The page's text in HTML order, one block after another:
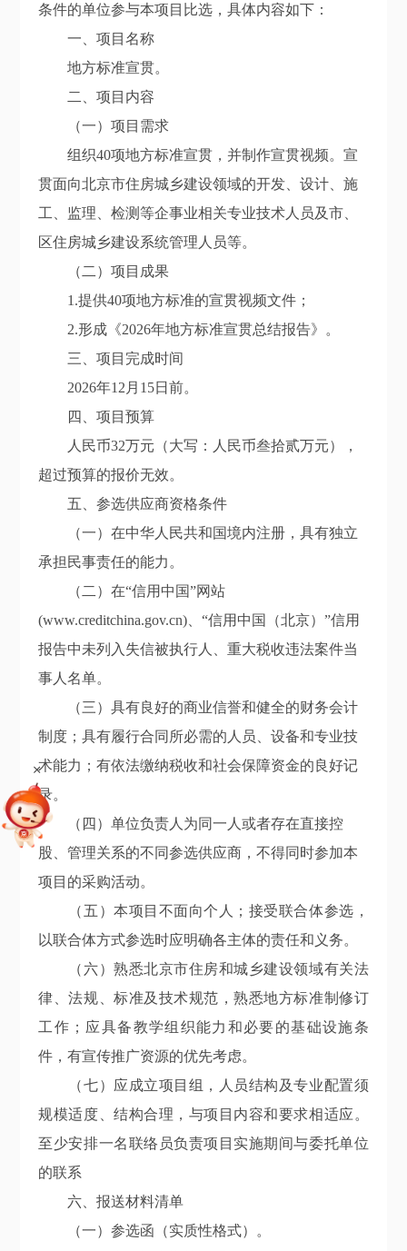
条件的单位参与本项目比选，具体内容如下：
一、项目名称
地方标准宣贯。
二、项目内容
（一）项目需求
组织40项地方标准宣贯，并制作宣贯视频。宣
贯面向北京市住房城乡建设领域的开发、设计、施
工、监理、检测等企事业相关专业技术人员及市、
区住房城乡建设系统管理人员等。
（二）项目成果
1.提供40项地方标准的宣贯视频文件；
2.形成《2026年地方标准宣贯总结报告》。
三、项目完成时间
2026年12月15日前。
四、项目预算
人民币32万元（大写：人民币叁拾贰万元），
超过预算的报价无效。
五、参选供应商资格条件
（一）在中华人民共和国境内注册，具有独立
承担民事责任的能力。
（二）在“信用中国”网站
(www.creditchina.gov.cn)、“信用中国（北京）”信用
报告中未列入失信被执行人、重大税收违法案件当
事人名单。
（三）具有良好的商业信誉和健全的财务会计
制度；具有履行合同所必需的人员、设备和专业技
术能力；有依法缴纳税收和社会保障资金的良好记
录。
（四）单位负责人为同一人或者存在直接控
股、管理关系的不同参选供应商，不得同时参加本
项目的采购活动。
（五）本项目不面向个人；接受联合体参选，
以联合体方式参选时应明确各主体的责任和义务。
（六）熟悉北京市住房和城乡建设领域有关法
律、法规、标准及技术规范，熟悉地方标准制修订
工作；应具备教学组织能力和必要的基础设施条
件，有宣传推广资源的优先考虑。
（七）应成立项目组，人员结构及专业配置须
规模适度、结构合理，与项目内容和要求相适应。
至少安排一名联络员负责项目实施期间与委托单位
的联系
六、报送材料清单
（一）参选函（实质性格式）。
+